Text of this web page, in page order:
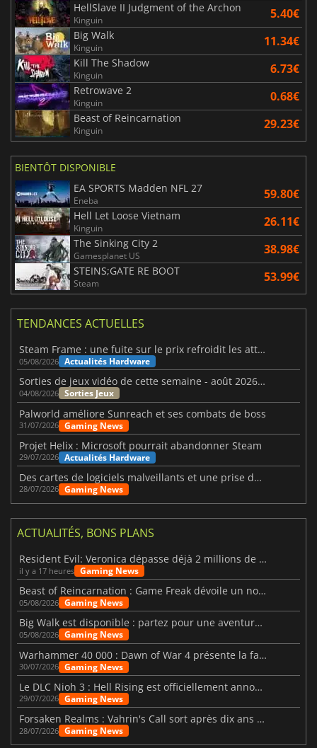
HellSlave II Judgment of the Archon
Kinguin 5.40€
Big Walk
Kinguin 11.34€
Kill The Shadow
Kinguin 6.73€
Retrowave 2
Kinguin 0.68€
Beast of Reincarnation
Kinguin 29.23€
BIENTÔT DISPONIBLE
EA SPORTS Madden NFL 27
Eneba 59.80€
Hell Let Loose Vietnam
Kinguin 26.11€
The Sinking City 2
Gamesplanet US 38.98€
STEINS;GATE RE BOOT
Steam 53.99€
TENDANCES ACTUELLES
Steam Frame : une fuite sur le prix refroidit les attentes VR
05/08/2026 Actualités Hardware
Sorties de jeux vidéo de cette semaine - août 2026 (semaine 32)
04/08/2026 Sorties Jeux
Palworld améliore Sunreach et ses combats de boss
31/07/2026 Gaming News
Projet Helix : Microsoft pourrait abandonner Steam
29/07/2026 Actualités Hardware
Des cartes de logiciels malveillants et une prise de contrôle de Discord ont touché Meccha Chameleon
28/07/2026 Gaming News
ACTUALITÉS, BONS PLANS
Resident Evil: Veronica dépasse déjà 2 millions de wishlists
il y a 17 heures Gaming News
Beast of Reincarnation : Game Freak dévoile un nouveau pari
05/08/2026 Gaming News
Big Walk est disponible : partez pour une aventure entre amis
05/08/2026 Gaming News
Warhammer 40 000 : Dawn of War 4 présente la faction des Nécrons
30/07/2026 Gaming News
Le DLC Nioh 3 : Hell Rising est officiellement annoncé
29/07/2026 Gaming News
Forsaken Realms : Vahrin's Call sort après dix ans de développement
28/07/2026 Gaming News